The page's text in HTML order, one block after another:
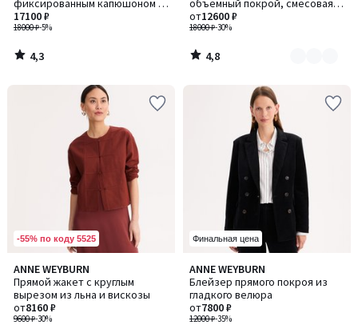
фиксированным капюшоном и
застежкой на молнию, для
зимнего периода
18000 ₽-5%
17100 ₽
4,3
/
объемный покрой, смесовая
шерсть
18000 ₽-30%
от12600 ₽
2
4,8
/
-55% по коду 5525
ANNE WEYBURN
Прямой жакет с круглым
вырезом из льна и вискозы
9600 ₽-30%
от8160 ₽
Финальная цена
ANNE WEYBURN
Блейзер прямого покроя из
гладкого велюра
12000 ₽-35%
от7800 ₽
4,7
/ 5